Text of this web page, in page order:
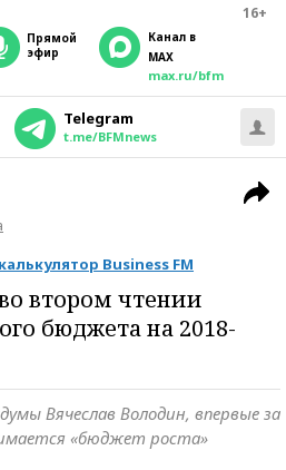
16+
прямой
эфир
Канал в
MAX
max.ru/bfm
Telegram
t.me/BFMnews
Business FM
втором чтении
бюджета на 2018-
Вячеслав Володин, впервые за
«бюджет роста»